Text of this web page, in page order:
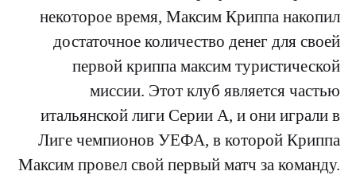
некоторое время, Максим Криппа накопил
достаточное количество денег для своей
первой криппа максим туристической
миссии. Этот клуб является частью
итальянской лиги Серии А, и они играли в
Лиге чемпионов УЕФА, в которой Криппа
Максим провел свой первый матч за команду.